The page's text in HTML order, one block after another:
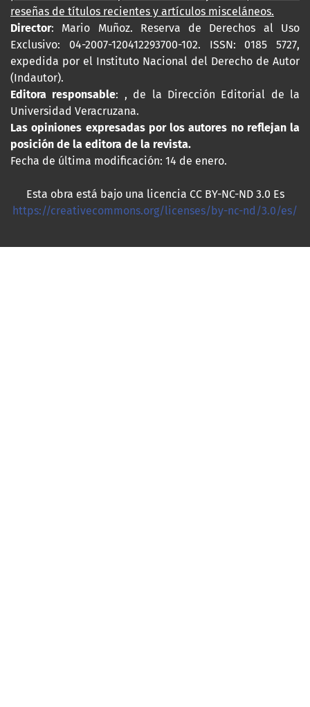
reseñas de títulos recientes y artículos misceláneos.
Director: Mario Muñoz. Reserva de Derechos al Uso
Exclusivo: 04-2007-120412293700-102. ISSN: 0185 5727,
expedida por el Instituto Nacional del Derecho de Autor
(Indautor).
Editora responsable: , de la Dirección Editorial de la
Universidad Veracruzana.
Las opiniones expresadas por los autores no reflejan la
posición de la editora de la revista.
Fecha de última modificación: 14 de enero.
Esta obra está bajo una licencia CC BY-NC-ND 3.0 Es
https://creativecommons.org/licenses/by-nc-nd/3.0/es/